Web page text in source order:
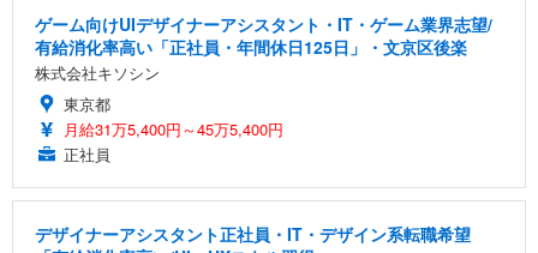
ゲーム向けUIデザイナーアシスタント・IT・ゲーム業界志望/
有給消化率高い「正社員・年間休日125日」・文京区後楽
株式会社キソシン
東京都
月給31万5,400円～45万5,400円
正社員
デザイナーアシスタント正社員・IT・デザイン系転職希望